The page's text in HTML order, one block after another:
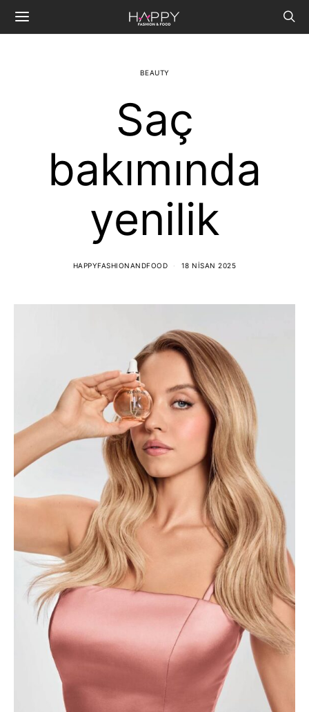
BEAUTY
Saç
bakımında
yenilik
HAPPYFASHIONANDFOOD 18 NISAN 2025